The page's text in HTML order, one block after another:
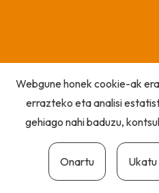
Webgune honek cookie-ak
errazteko eta analisi
gehiago nahi baduzu,
Onartu Ukatu